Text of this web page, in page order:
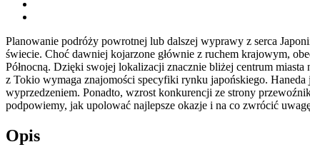
Planowanie podróży powrotnej lub dalszej wyprawy z serca
świecie. Choć dawniej kojarzone głównie z ruchem krajowym,
Północną. Dzięki swojej lokalizacji znacznie bliżej centrum
z Tokio wymaga znajomości specyfiki rynku japońskiego.
wyprzedzeniem. Ponadto, wzrost konkurencji ze strony
podpowiemy, jak upolować najlepsze okazje i na co zwrócić
Opis